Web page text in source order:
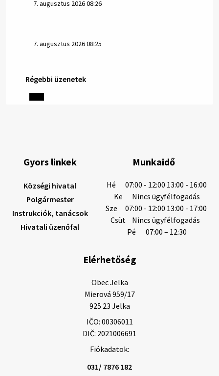
7. augusztus 2026 08:26
7. augusztus 2026 08:25
Helyi közlemények: 2026.08.06.
1/ AZ IVÓVÍZ NEM MAGÁTÓL ÉRTETŐDŐ. A tartós
Helyi közlemények: 2026.08.05.
Gyászhirdetés: 2026.08.05. 1/ Tisztelt Lakosság!
temetési szertartás 2026. augusztus …
5. augusztus 2026 12:59
Helyi közlemények: 2026.08.03.
Gyászhirdetések: 2026.08.3. 1/ Tisztelt Lakosság!
Mély fájdalommal tudatjuk Önökkel, hogy 84 éves
Régebbi üzenetek
Gyors linkek
Községi hivatal
Polgármester
Instrukciók, tanácsok
Hivatali üzenőfal
Munkaidő
Hé
07:00 - 12:00 13:00 - 16:00
Ke
Nincs ügyfélfogadás
Sze
07:00 - 12:00 13:00 - 17:00
Csüt
Nincs ügyfélfogadás
Pé
07:00 – 12:30
Elérhetőség
Obec Jelka
Mierová 959/17
925 23 Jelka
IČO: 00306011
DIČ: 2021006691
Fiókadatok:
031/ 7876 182